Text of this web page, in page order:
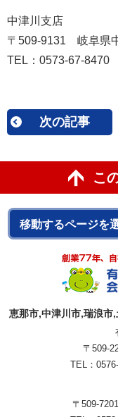
中津川支店
〒509-9131 岐阜県
TEL：0573-67-
次の記事
こ
恵那市,中津川市,瑞浪市
〒509-
TEL：
〒509-